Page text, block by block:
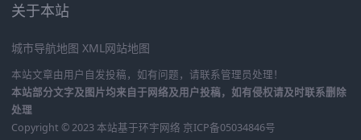
关于本站
城市导航地图 XML网站地图
本站文章由用户自发投稿，如有问题，请联系管理员处理！
本站部分文字及图片均来自于网络及用户投稿，如有侵权请及时联系删除
处理
Copyright © 2023 本站基于环宇网络 京ICP备05034846号